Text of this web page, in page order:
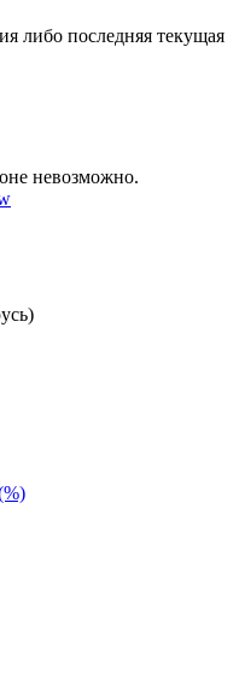
либо последняя текущая
невозможно.